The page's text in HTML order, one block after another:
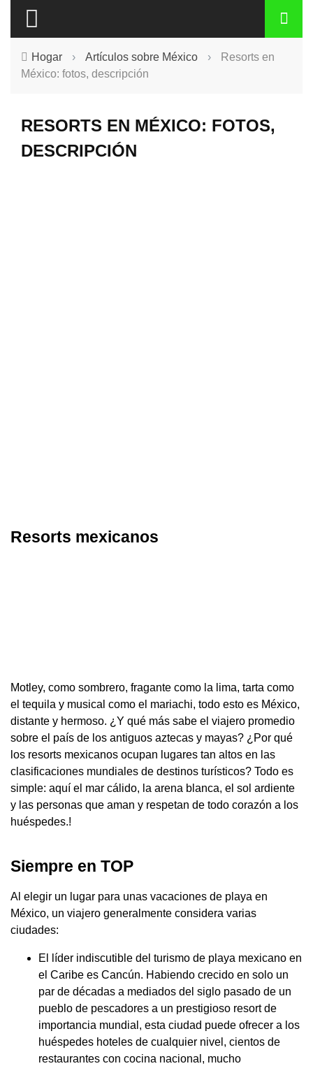
Hogar › Artículos sobre México ›
Resorts en
México: fotos, descripción
RESORTS EN MÉXICO: FOTOS,
DESCRIPCIÓN
Resorts mexicanos
Motley, como sombrero, fragante como la lima, tarta como
el tequila y musical como el mariachi, todo esto es México,
distante y hermoso. ¿Y qué más sabe el viajero promedio
sobre el país de los antiguos aztecas y mayas? ¿Por qué
los resorts mexicanos ocupan lugares tan altos en las
clasificaciones mundiales de destinos turísticos? Todo es
simple: aquí el mar cálido, la arena blanca, el sol ardiente
y las personas que aman y respetan de todo corazón a los
huéspedes.!
Siempre en TOP
Al elegir un lugar para unas vacaciones de playa en
México, un viajero generalmente considera varias
ciudades:
El líder indiscutible del turismo de playa mexicano en
el Caribe es Cancún. Habiendo crecido en solo un
par de décadas a mediados del siglo pasado de un
pueblo de pescadores a un prestigioso resort de
importancia mundial, esta ciudad puede ofrecer a los
huéspedes hoteles de cualquier nivel, cientos de
restaurantes con cocina nacional, mucho